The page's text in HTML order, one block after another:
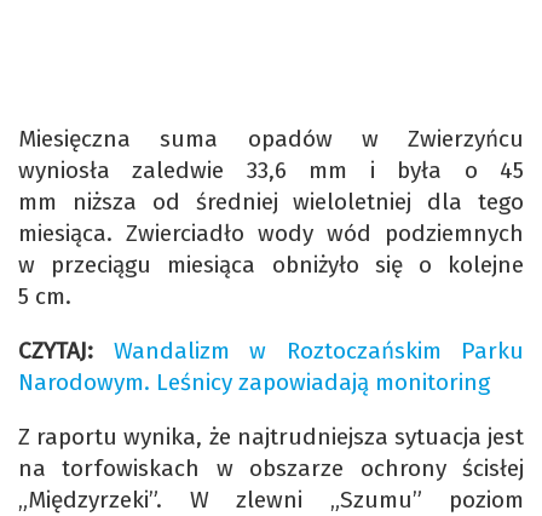
Miesięczna suma opadów w Zwierzyńcu
wyniosła zaledwie 33,6 mm i była o 45
mm niższa od średniej wieloletniej dla tego
miesiąca. Zwierciadło wody wód podziemnych
w przeciągu miesiąca obniżyło się o kolejne
5 cm.
CZYTAJ: Wandalizm w Roztoczańskim Parku
Narodowym. Leśnicy zapowiadają monitoring
Z raportu wynika, że najtrudniejsza sytuacja jest
na torfowiskach w obszarze ochrony ścisłej
„Międzyrzeki”. W zlewni „Szumu” poziom